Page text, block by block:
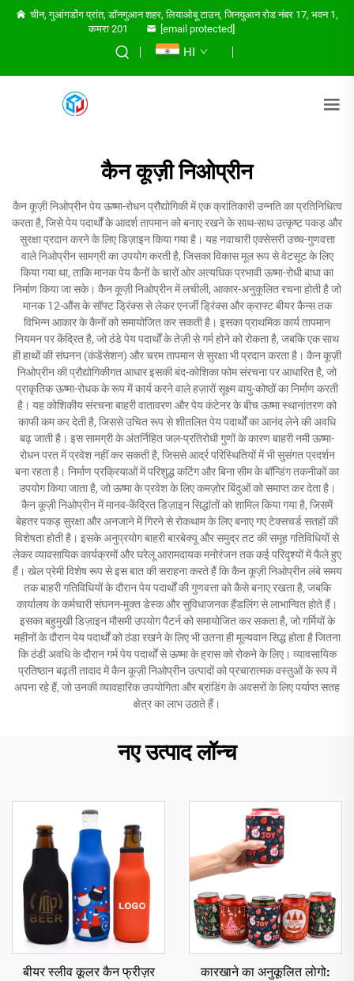
चीन, गुआंगडोंग प्रांत, डॉनगुआन शहर, लियाओबू टाउन, जिनयुआन रोड नंबर 17, भवन 1,
कमरा 201
[email protected]
HI
कैन कूज़ी निओप्रीन
कैन कूज़ी निओप्रीन पेय ऊष्मा-रोधन प्रौद्योगिकी में एक क्रांतिकारी उन्नति का प्रतिनिधित्व
करता है, जिसे पेय पदार्थों के आदर्श तापमान को बनाए रखने के साथ-साथ उत्कृष्ट पकड़ और
सुरक्षा प्रदान करने के लिए डिज़ाइन किया गया है। यह नवाचारी एक्सेसरी उच्च-गुणवत्ता
वाले निओप्रीन सामग्री का उपयोग करती है, जिसका विकास मूल रूप से वेटसूट के लिए
किया गया था, ताकि मानक पेय कैनों के चारों ओर अत्यधिक प्रभावी ऊष्मा-रोधी बाधा का
निर्माण किया जा सके। कैन कूज़ी निओप्रीन में लचीली, आकार-अनुकूलित रचना होती है जो
मानक 12-औंस के सॉफ्ट ड्रिंक्स से लेकर एनर्जी ड्रिंक्स और क्राफ्ट बीयर कैन्स तक
विभिन्न आकार के कैनों को समायोजित कर सकती है। इसका प्राथमिक कार्य तापमान
नियमन पर केंद्रित है, जो ठंडे पेय पदार्थों के तेज़ी से गर्म होने को रोकता है, जबकि एक साथ
ही हाथों की संघनन (कंडेंसेशन) और चरम तापमान से सुरक्षा भी प्रदान करता है। कैन कूज़ी
निओप्रीन की प्रौद्योगिकीगत आधार इसकी बंद-कोशिका फोम संरचना पर आधारित है, जो
प्राकृतिक ऊष्मा-रोधक के रूप में कार्य करने वाले हज़ारों सूक्ष्म वायु-कोष्ठों का निर्माण करती
है। यह कोशिकीय संरचना बाहरी वातावरण और पेय कंटेनर के बीच ऊष्मा स्थानांतरण को
काफी कम कर देती है, जिससे उचित रूप से शीतलित पेय पदार्थों का आनंद लेने की अवधि
बढ़ जाती है। इस सामग्री के अंतर्निहित जल-प्रतिरोधी गुणों के कारण बाहरी नमी ऊष्मा-
रोधन परत में प्रवेश नहीं कर सकती है, जिससे आर्द्र परिस्थितियों में भी सुसंगत प्रदर्शन
बना रहता है। निर्माण प्रक्रियाओं में परिशुद्ध कटिंग और बिना सीम के बॉन्डिंग तकनीकों का
उपयोग किया जाता है, जो ऊष्मा के प्रवेश के लिए कमज़ोर बिंदुओं को समाप्त कर देता है।
कैन कूज़ी निओप्रीन में मानव-केंद्रित डिज़ाइन सिद्धांतों को शामिल किया गया है, जिसमें
बेहतर पकड़ सुरक्षा और अनजाने में गिरने से रोकथाम के लिए बनाए गए टेक्सचर्ड सतहों की
विशेषता होती है। इसके अनुप्रयोग बाहरी बारबेक्यू और समुद्र तट की समूह गतिविधियों से
लेकर व्यावसायिक कार्यक्रमों और घरेलू आरामदायक मनोरंजन तक कई परिदृश्यों में फैले हुए
हैं। खेल प्रेमी विशेष रूप से इस बात की सराहना करते हैं कि कैन कूज़ी निओप्रीन लंबे समय
तक बाहरी गतिविधियों के दौरान पेय पदार्थों की गुणवत्ता को कैसे बनाए रखता है, जबकि
कार्यालय के कर्मचारी संघनन-मुक्त डेस्क और सुविधाजनक हैंडलिंग से लाभान्वित होते हैं।
इसका बहुमुखी डिज़ाइन मौसमी उपयोग पैटर्न को समायोजित कर सकता है, जो गर्मियों के
महीनों के दौरान पेय पदार्थों को ठंडा रखने के लिए भी उतना ही मूल्यवान सिद्ध होता है जितना
कि ठंडी अवधि के दौरान गर्म पेय पदार्थों से ऊष्मा के ह्रास को रोकने के लिए। व्यावसायिक
प्रतिष्ठान बढ़ती तादाद में कैन कूज़ी निओप्रीन उत्पादों को प्रचारात्मक वस्तुओं के रूप में
अपना रहे हैं, जो उनकी व्यावहारिक उपयोगिता और ब्रांडिंग के अवसरों के लिए पर्याप्त सतह
क्षेत्र का लाभ उठाते हैं।
नए उत्पाद लॉन्च
बीयर स्लीव कूलर कैन फ्रीज़र
कारखाने का अनुकूलित लोगो: